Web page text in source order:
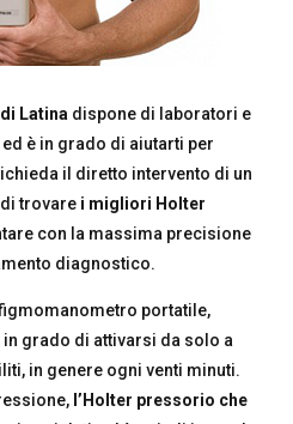
Latina dispone di laboratori e
è in grado di aiutarti per
il diretto intervento di un
trovare i migliori Holter
con la massima precisione
diagnostico.
portatile,
grado di attivarsi da solo a
in genere ogni venti minuti.
l’Holter pressorio che